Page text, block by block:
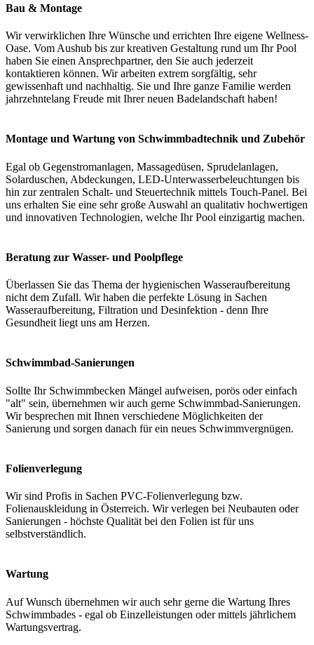
Bau & Montage
Wir verwirklichen Ihre Wünsche und errichten Ihre eigene Wellness-
Oase. Vom Aushub bis zur kreativen Gestaltung rund um Ihr Pool
haben Sie einen Ansprechpartner, den Sie auch jederzeit
kontaktieren können. Wir arbeiten extrem sorgfältig, sehr
gewissenhaft und nachhaltig. Sie und Ihre ganze Familie werden
jahrzehntelang Freude mit Ihrer neuen Badelandschaft haben!
Montage und Wartung von Schwimmbadtechnik und Zubehör
Egal ob Gegenstromanlagen, Massagedüsen, Sprudelanlagen,
Solarduschen, Abdeckungen, LED-Unterwasserbeleuchtungen bis
hin zur zentralen Schalt- und Steuertechnik mittels Touch-Panel. Bei
uns erhalten Sie eine sehr große Auswahl an qualitativ hochwertigen
und innovativen Technologien, welche Ihr Pool einzigartig machen.
Beratung zur Wasser- und Poolpflege
Überlassen Sie das Thema der hygienischen Wasseraufbereitung
nicht dem Zufall. Wir haben die perfekte Lösung in Sachen
Wasseraufbereitung, Filtration und Desinfektion - denn Ihre
Gesundheit liegt uns am Herzen.
Schwimmbad-Sanierungen
Sollte Ihr Schwimmbecken Mängel aufweisen, porös oder einfach
"alt" sein, übernehmen wir auch gerne Schwimmbad-Sanierungen.
Wir besprechen mit Ihnen verschiedene Möglichkeiten der
Sanierung und sorgen danach für ein neues Schwimmvergnügen.
Folienverlegung
Wir sind Profis in Sachen PVC-Folienverlegung bzw.
Folienauskleidung in Österreich. Wir verlegen bei Neubauten oder
Sanierungen - höchste Qualität bei den Folien ist für uns
selbstverständlich.
Wartung
Auf Wunsch übernehmen wir auch sehr gerne die Wartung Ihres
Schwimmbades - egal ob Einzelleistungen oder mittels jährlichem
Wartungsvertrag.